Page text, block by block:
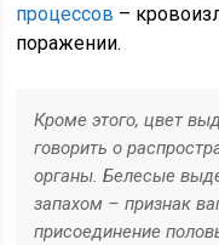
процессов –
поражении.
Кроме этого, цвет
говорить о
органы. Белесые
запахом – признак
присоединение